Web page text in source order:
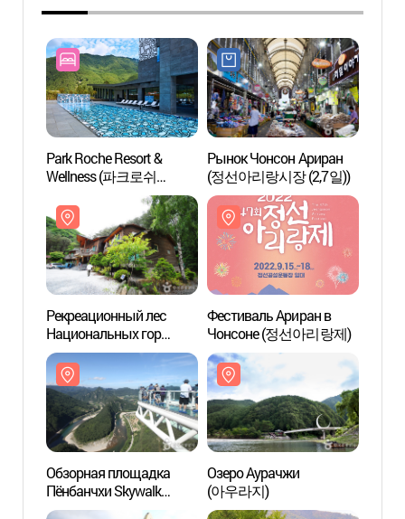
Park Roche Resort &
Wellness (파크로쉬
리조트앤웰니스)
Рынок Чонсон Ариран
(정선아리랑시장 (2,7일))
Рекреационный лес
Национальных гор
Каривансан (국립
가리왕산자연휴양림)
Фестиваль Ариран в
Чонсоне (정선아리랑제)
Обзорная площадка
Пёнбанчхи Skywalk
(병방치 스카이워크)
Озеро Аурачжи
(아우라지)